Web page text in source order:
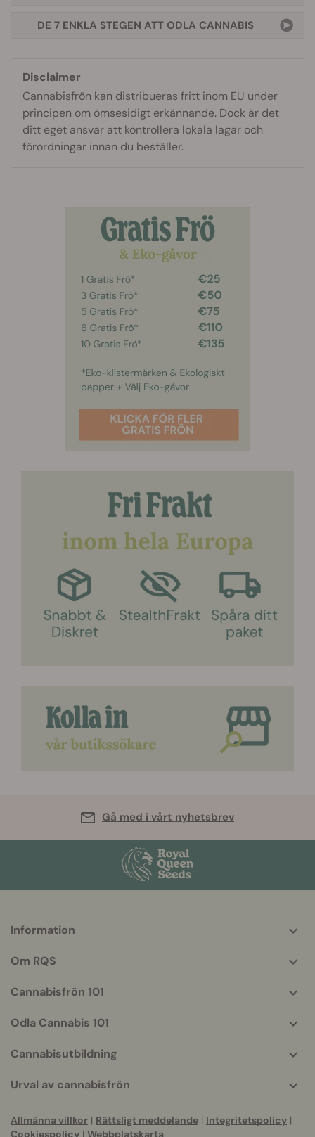
DE 7 ENKLA STEGEN ATT ODLA CANNABIS
Disclaimer
Cannabisfrön kan distribueras fritt inom EU under
principen om ömsesidigt erkännande. Dock är det
ditt eget ansvar att kontrollera lokala lagar och
förordningar innan du beställer.
Gå med i vårt nyhetsbrev
info
Information
Om RQS
Cannabisfrön 101
Odla Cannabis 101
Cannabisutbildning
Urval av cannabisfrön
Allmänna villkor | Rättsligt meddelande | Integritetspolicy |
Cookiespolicy | Webbplatskarta